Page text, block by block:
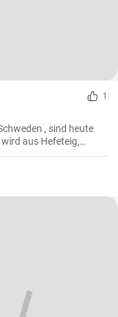
1
, sind heute
aus Hefeteig,
und Kaffeegäste